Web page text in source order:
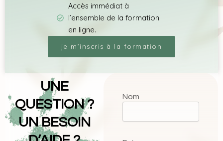
Accès immédiat à
l’ensemble de la formation
en ligne.
je m’inscris à la formation
UNE
QUESTION ?
UN BESOIN
Nom